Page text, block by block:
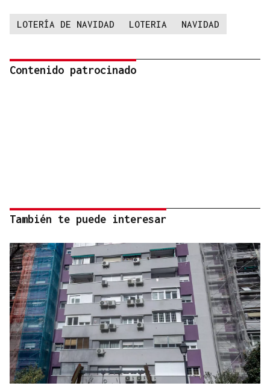
LOTERÍA DE NAVIDAD LOTERIA NAVIDAD
Contenido patrocinado
También te puede interesar